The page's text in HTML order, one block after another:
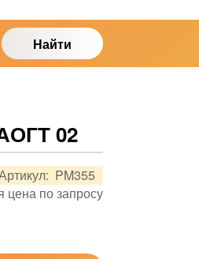
Найти
02
PM355
цена по запросу